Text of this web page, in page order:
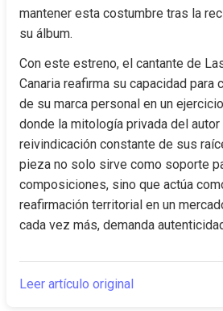
mantener esta costumbre tras la
su álbum.
Con este estreno, el cantante de
Canaria reafirma su capacidad para
de su marca personal en un
donde la mitología privada del
reivindicación constante de sus
pieza no solo sirve como soporte
composiciones, sino que actúa
reafirmación territorial en un
cada vez más, demanda
Leer artículo original